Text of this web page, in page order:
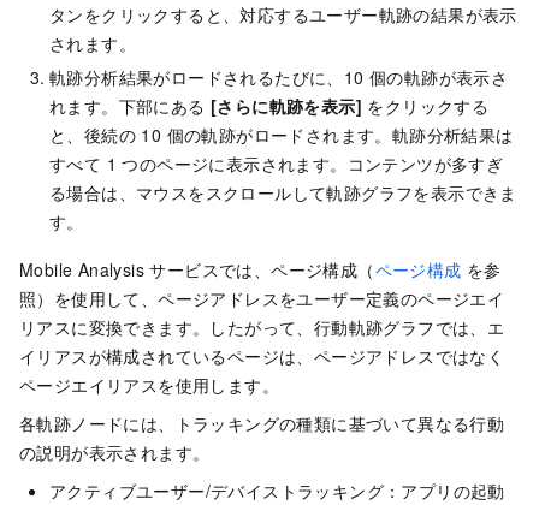
タンをクリックすると、対応するユーザー軌跡の結果が表示
されます。
軌跡分析結果がロードされるたびに、10 個の軌跡が表示さ
れます。下部にある [さらに軌跡を表示] をクリックする
と、後続の 10 個の軌跡がロードされます。軌跡分析結果は
すべて 1 つのページに表示されます。コンテンツが多すぎ
る場合は、マウスをスクロールして軌跡グラフを表示できま
す。
Mobile Analysis サービスでは、ページ構成（ページ構成 を参
照）を使用して、ページアドレスをユーザー定義のページエイ
リアスに変換できます。したがって、行動軌跡グラフでは、エ
イリアスが構成されているページは、ページアドレスではなく
ページエイリアスを使用します。
各軌跡ノードには、トラッキングの種類に基づいて異なる行動
の説明が表示されます。
アクティブユーザー/デバイストラッキング：アプリの起動